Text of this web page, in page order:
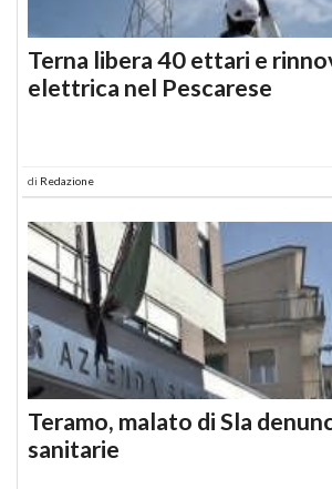
Terna libera 40 ettari e
elettrica nel Pescarese
di Redazione
Teramo, malato di Sla
sanitarie